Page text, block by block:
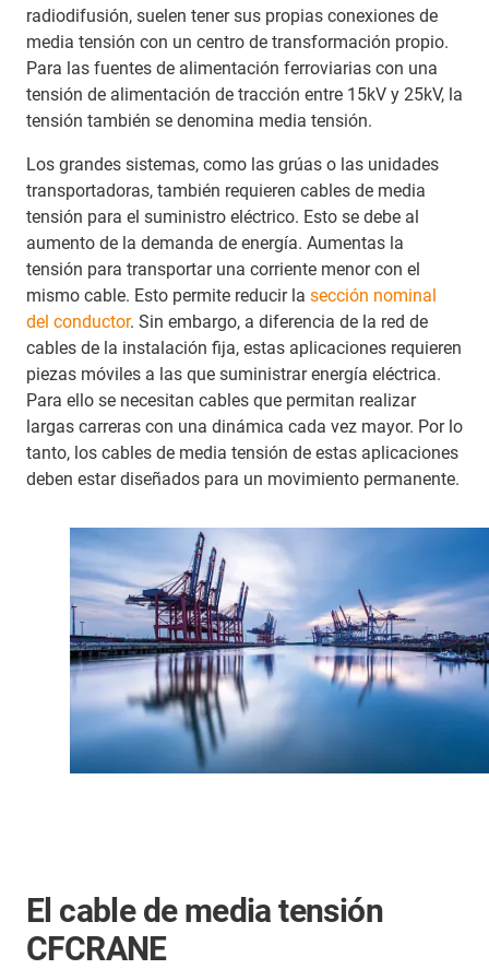
radiodifusión, suelen tener sus propias conexiones de
media tensión con un centro de transformación propio.
Para las fuentes de alimentación ferroviarias con una
tensión de alimentación de tracción entre 15kV y 25kV, la
tensión también se denomina media tensión.
Los grandes sistemas, como las grúas o las unidades
transportadoras, también requieren cables de media
tensión para el suministro eléctrico. Esto se debe al
aumento de la demanda de energía. Aumentas la
tensión para transportar una corriente menor con el
mismo cable. Esto permite reducir la sección nominal
del conductor. Sin embargo, a diferencia de la red de
cables de la instalación fija, estas aplicaciones requieren
piezas móviles a las que suministrar energía eléctrica.
Para ello se necesitan cables que permitan realizar
largas carreras con una dinámica cada vez mayor. Por lo
tanto, los cables de media tensión de estas aplicaciones
deben estar diseñados para un movimiento permanente.
El cable de media tensión
CFCRANE